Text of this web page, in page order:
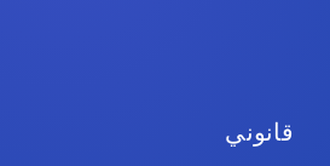
قانوني